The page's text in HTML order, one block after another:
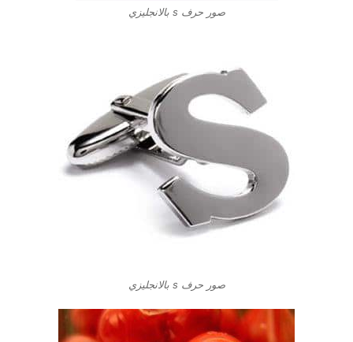
صور حرف s بالانجليزي
صور حرف s بالانجليزي